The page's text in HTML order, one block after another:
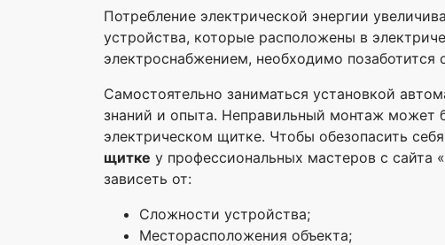
Потребление электрической энергии
устройства, которые расположены в
электроснабжением, необходимо позаботится
Самостоятельно заниматься установкой
знаний и опыта. Неправильный монтаж может
электрическом щитке. Чтобы обезопасить
щитке у профессиональных мастеров с сайта
зависеть от:
Сложности устройства;
Месторасположения объекта;